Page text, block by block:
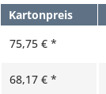
Kartonpreis
75,75 € *
68,17 € *